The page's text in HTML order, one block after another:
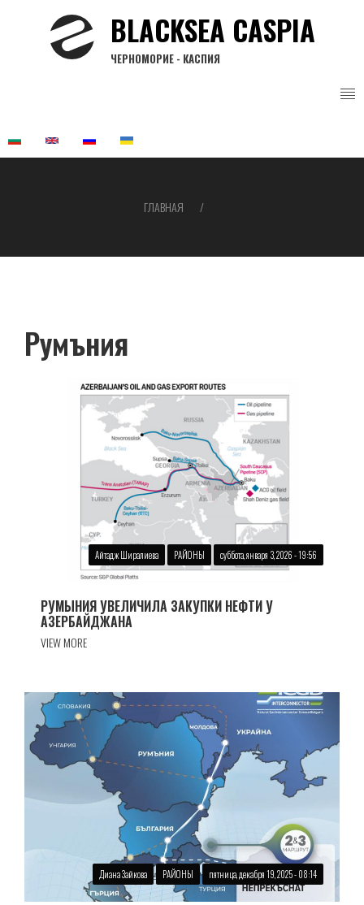
BLACKSEA CASPIA
ЧЕРНОМОРИЕ - КАСПИЯ
навигации
ГЛАВНАЯ
Румъния
Айтадж Ширалиева РАЙОНЫ суббота, января 3, 2026 - 19:56
РУМЫНИЯ УВЕЛИЧИЛА ЗАКУПКИ НЕФТИ У
АЗЕРБАЙДЖАНА
VIEW MORE
Диана Зайкова РАЙОНЫ пятница, декабря 19, 2025 - 08:14